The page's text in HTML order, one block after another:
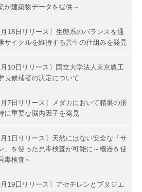
建築物データを提供～
月18日リリース〕生態系のバランスを通
サイクルを維持する共生の仕組みを発見
月10日リリース〕国立大学法人東京農工
候補者の決定について
月7日リリース〕メダカにおいて精巣の形
に重要な脳内因子を発見
月1日リリース〕天然にはない安全な「サ
」を使った貝毒検査が可能に～機器を使
毒検査～
月19日リリース〕アセチレンとブタジエ